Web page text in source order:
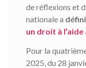
de réflexions et
nationale a
un droit à
Pour la
2025, du 28